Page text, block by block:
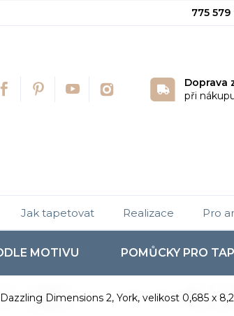
775 579
Doprava
při
MOTIVU POMŮCKY PRO
Jak tapetovat Realizace Pro
Dimensions 2, York, velikost 0,685 x